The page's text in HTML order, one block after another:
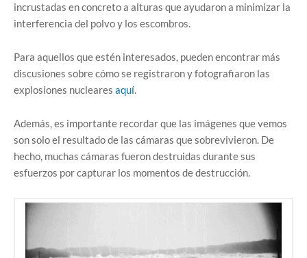
incrustadas en concreto a alturas que ayudaron a minimizar la
interferencia del polvo y los escombros.
Para aquellos que estén interesados, pueden encontrar más
discusiones sobre cómo se registraron y fotografiaron las
explosiones nucleares aquí.
Además, es importante recordar que las imágenes que vemos
son solo el resultado de las cámaras que sobrevivieron. De
hecho, muchas cámaras fueron destruidas durante sus
esfuerzos por capturar los momentos de destrucción.